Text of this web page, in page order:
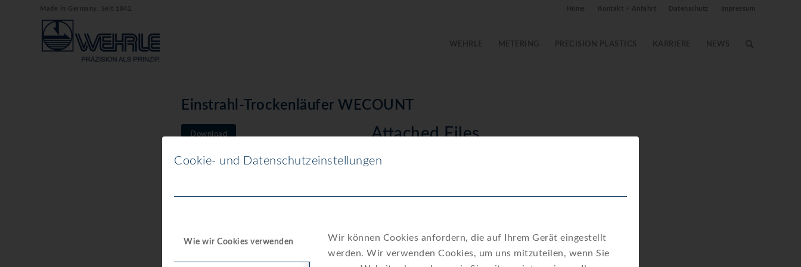
Cookie- und Datenschutzeinstellungen
Wie wir Cookies verwenden
Wir können Cookies anfordern, die auf Ihrem Gerät eingestellt
werden. Wir verwenden Cookies, um uns mitzuteilen, wenn Sie
Home Kontakt + Anfahrt Datenschutz Impressum
Made in Germany. Seit 1842.
WEHRLE METERING PRECISION PLASTICS KARRIERE NEWS
Einstrahl-Trockenläufer WECOUNT
Download
Download
Dateigröße 0.00 KB
1. Juli 2024
Attached Files
Datenblatt-ET-EAM_2024-06-27.pdf